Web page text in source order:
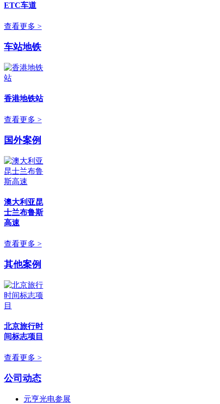
ETC车道
查看更多 >
车站地铁
香港地铁站
查看更多 >
国外案例
澳大利亚昆
士兰布鲁斯
高速
查看更多 >
其他案例
北京旅行时
间标志项目
查看更多 >
公司动态
元亨光电参展